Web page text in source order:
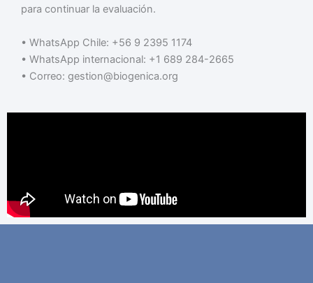
para continuar la evaluación.
• WhatsApp Chile: +56 9 2395 1174
• WhatsApp internacional: +1 689 284-2665
• Correo: gestion@biogenica.org